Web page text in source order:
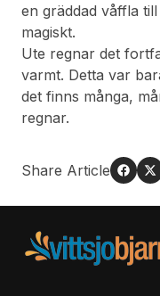
en gräddad våffla
magiskt.
Ute regnar det
varmt. Detta var
det finns många,
regnar.
Share Article